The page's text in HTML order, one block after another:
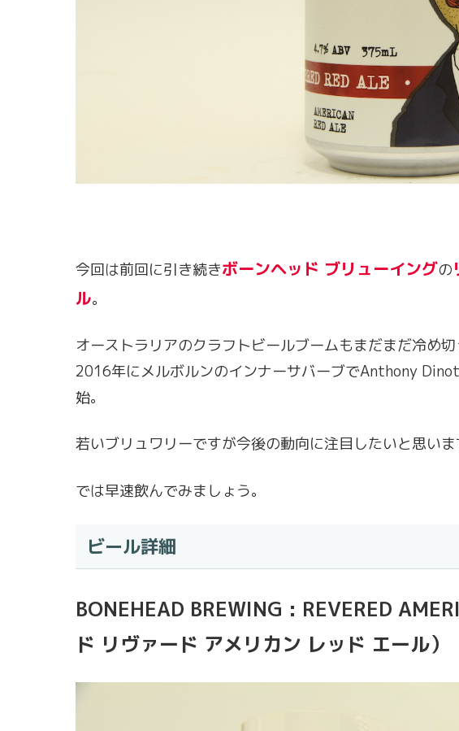
今回は前回に引き続きボーンヘッド ブリューイングの
ル。
オーストラリアのクラフトビールブームもまだまだ冷め
2016年にメルボルンのインナーサバーブでAnthony
始。
若いブリュワリーですが今後の動向に注目したいと思いま
では早速飲んでみましょう。
ビール詳細
BONEHEAD BREWING : REVERED
ド リヴァード アメリカン レッド エール）